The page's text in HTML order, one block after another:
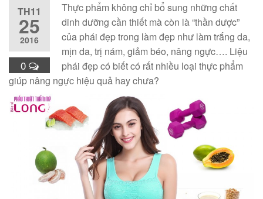
TH11
25
2016
0
Thực phẩm không chỉ bổ sung những chất
dinh dưỡng cần thiết mà còn là “thần dược”
của phái đẹp trong làm đẹp như làm trắng da,
mịn da, trị nám, giảm béo, nâng ngực…. Liệu
phái đẹp có biết có rất nhiều loại thực phẩm
giúp nâng ngực hiệu quả hay chưa?